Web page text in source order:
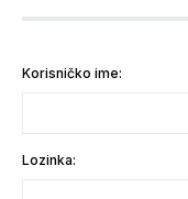
Korisničko ime:
Lozinka: